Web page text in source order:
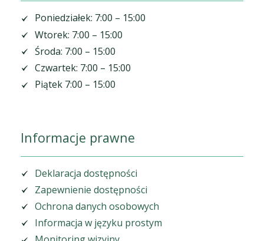
Poniedziałek: 7:00 – 15:00
Wtorek: 7:00 – 15:00
Środa: 7:00 – 15:00
Czwartek: 7:00 – 15:00
Piątek 7:00 – 15:00
Informacje prawne
Deklaracja dostępności
Zapewnienie dostępności
Ochrona danych osobowych
Informacja w języku prostym